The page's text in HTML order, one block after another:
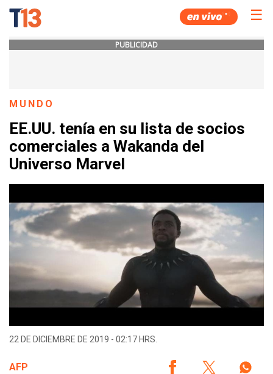
☰
PUBLICIDAD
MUNDO
EE.UU. tenía en su lista de socios
comerciales a Wakanda del
Universo Marvel
22 DE DICIEMBRE DE 2019 - 02:17 HRS.
AFP